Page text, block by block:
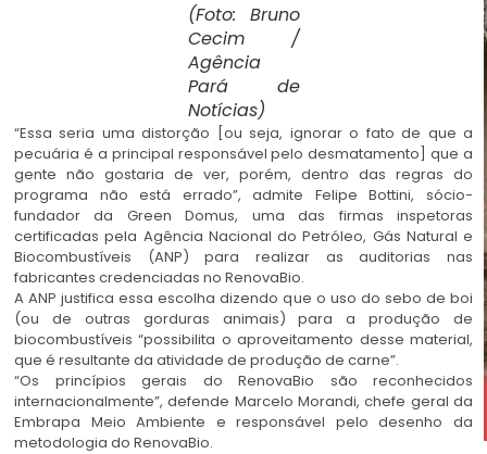
(Foto: Bruno
Cecim /
Agência
Pará de
Notícias)
“Essa seria uma distorção [ou seja, ignorar o fato de que a
pecuária é a principal responsável pelo desmatamento] que a
gente não gostaria de ver, porém, dentro das regras do
programa não está errado”, admite Felipe Bottini, sócio-
fundador da Green Domus, uma das firmas inspetoras
certificadas pela Agência Nacional do Petróleo, Gás Natural e
Biocombustíveis (ANP) para realizar as auditorias nas
fabricantes credenciadas no RenovaBio.
A ANP justifica essa escolha dizendo que o uso do sebo de boi
(ou de outras gorduras animais) para a produção de
biocombustíveis “possibilita o aproveitamento desse material,
que é resultante da atividade de produção de carne”.
“Os princípios gerais do RenovaBio são reconhecidos
internacionalmente”, defende Marcelo Morandi, chefe geral da
Embrapa Meio Ambiente e responsável pelo desenho da
metodologia do RenovaBio.